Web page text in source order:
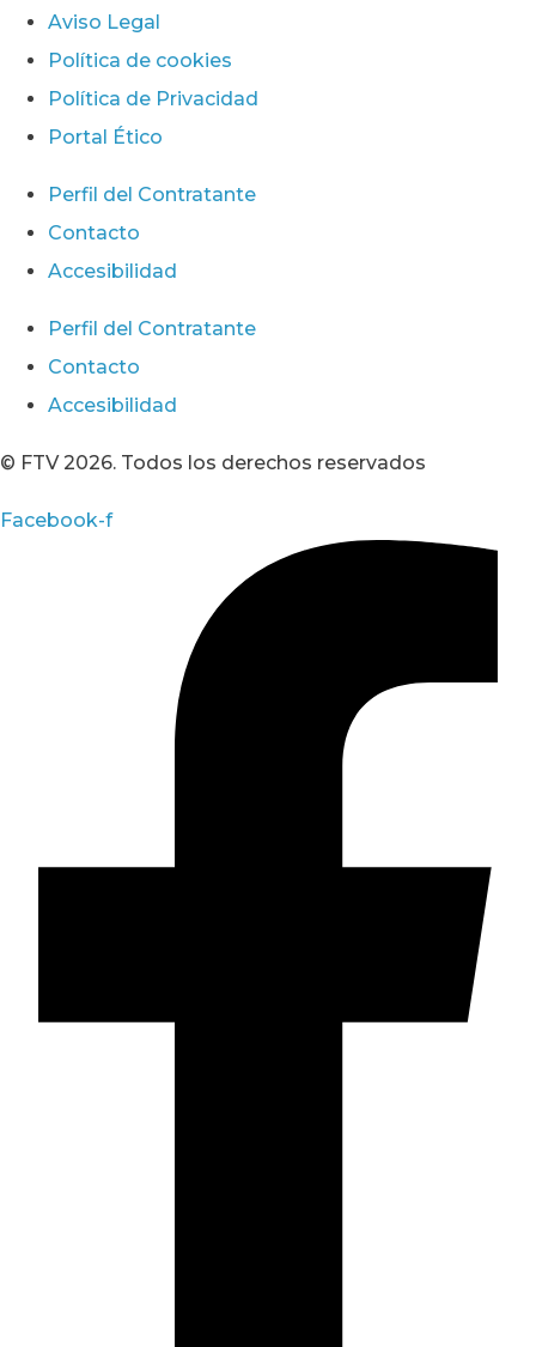
Aviso Legal
Política de cookies
Política de Privacidad
Portal Ético
Perfil del Contratante
Contacto
Accesibilidad
Perfil del Contratante
Contacto
Accesibilidad
© FTV 2026. Todos los derechos reservados
Facebook-f